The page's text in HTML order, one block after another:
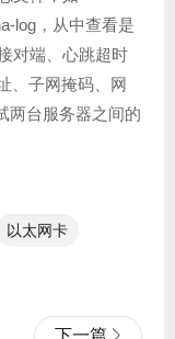
log，从中查看是
对端、心跳超时
、子网掩码、网
两台服务器之间的
以太网卡
下一篇